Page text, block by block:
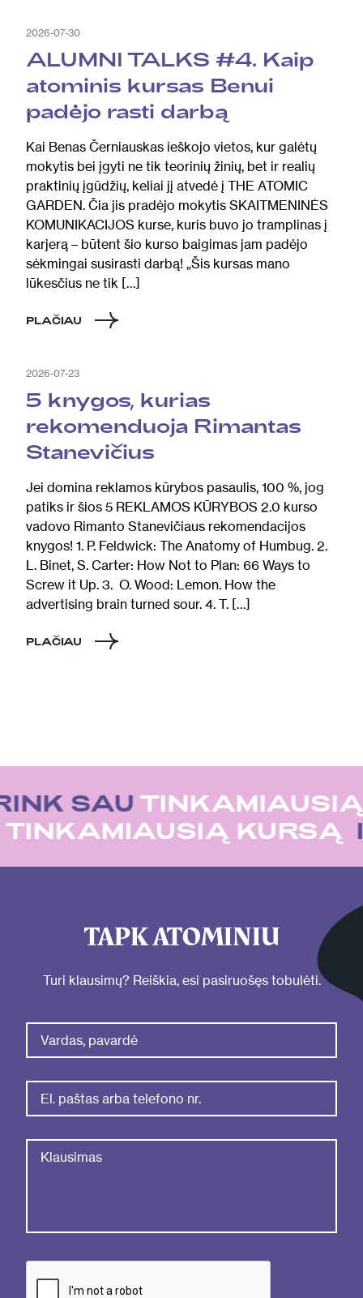
2026-07-30
ALUMNI TALKS #4. Kaip
atominis kursas Benui
padėjo rasti darbą
Kai Benas Černiauskas ieškojo vietos, kur galėtų
mokytis bei įgyti ne tik teorinių žinių, bet ir realių
praktinių įgūdžių, keliai jį atvedė į THE ATOMIC
GARDEN. Čia jis pradėjo mokytis SKAITMENINĖS
KOMUNIKACIJOS kurse, kuris buvo jo tramplinas į
karjerą – būtent šio kurso baigimas jam padėjo
sėkmingai susirasti darbą! „Šis kursas mano
lūkesčius ne tik […]
PLAČIAU
2026-07-23
5 knygos, kurias
rekomenduoja Rimantas
Stanevičius
Jei domina reklamos kūrybos pasaulis, 100 %, jog
patiks ir šios 5 REKLAMOS KŪRYBOS 2.0 kurso
vadovo Rimanto Stanevičiaus rekomendacijos
knygos! 1. P. Feldwick: The Anatomy of Humbug. 2.
L. Binet, S. Carter: How Not to Plan: 66 Ways to
Screw it Up. 3. O. Wood: Lemon. How the
advertising brain turned sour. 4. T. […]
PLAČIAU
SAUTINKAMIAUSIĄ
TINKAMIAUSIĄ KURSĄ
TAPK ATOMINIU
Turi klausimų? Reiškia, esi pasiruošęs tobulėti.